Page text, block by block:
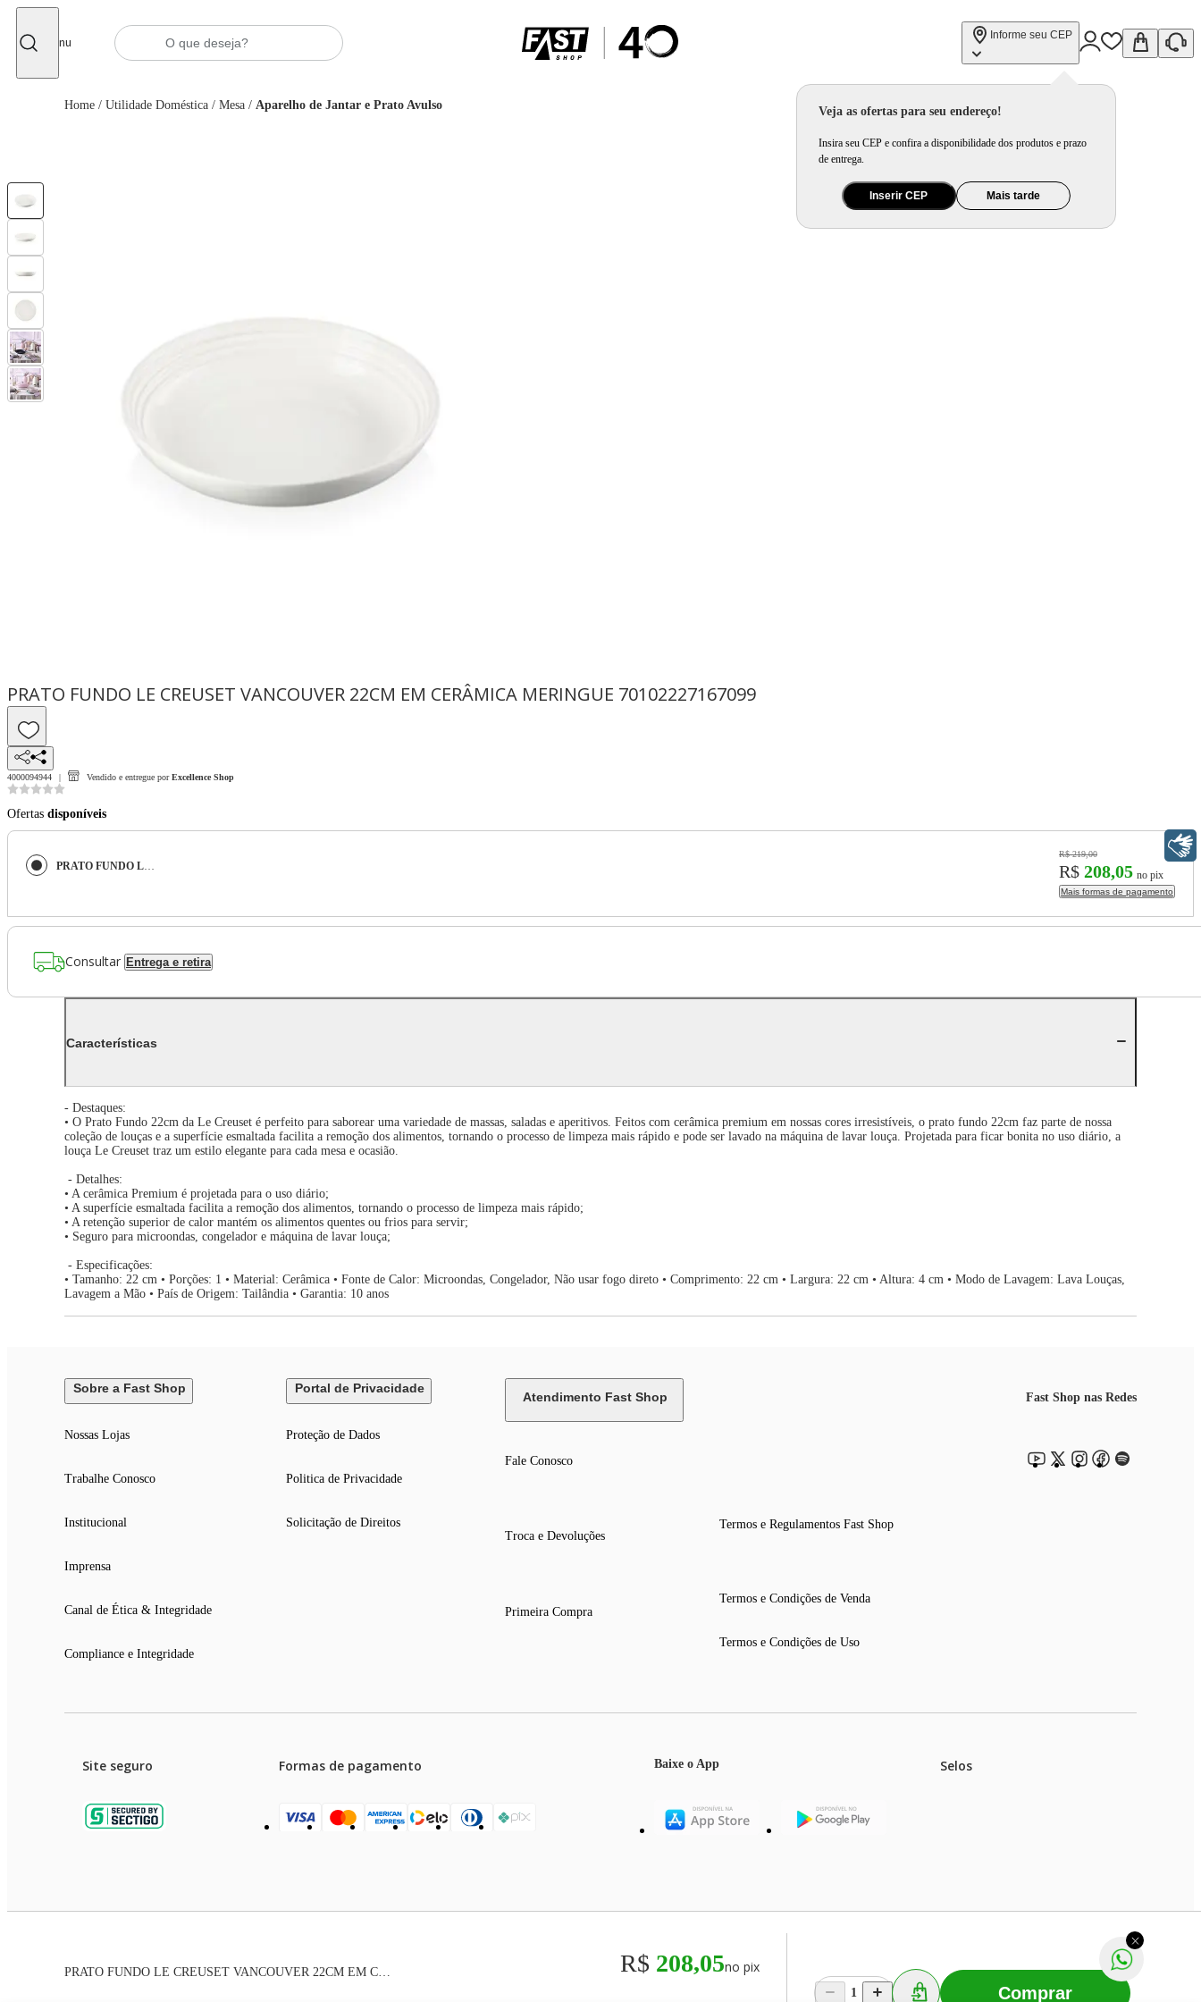
Menu
Informe seu CEP
Veja as ofertas para seu endereço!
Insira seu CEP e confira a disponibilidade dos produtos e prazo
de entrega.
Inserir CEP Mais tarde
Home / Utilidade Doméstica / Mesa / Aparelho de Jantar e Prato Avulso
R$ 208,05no pix
1 Comprar
PRATO FUNDO LE CREUSET VANCOUVER 22CM EM CERÂMICA MERINGUE 70102227167099
4000094944 Vendido e entregue por Excellence Shop
Ofertas disponíveis
PRATO FUNDO LE CREUSET VANCOUVER 22CM EM CERÂMICA MERINGUE 70102227167099
R$ 219,00
R$ 208,05 no pix
Mais formas de pagamento
Consultar Entrega e retira
Características
- Destaques:
• O Prato Fundo 22cm da Le Creuset é perfeito para saborear uma variedade de massas, saladas e aperitivos. Feitos com cerâmica premium em nossas cores irresistíveis, o prato fundo 22cm faz parte de nossa
coleção de louças e a superfície esmaltada facilita a remoção dos alimentos, tornando o processo de limpeza mais rápido e pode ser lavado na máquina de lavar louça. Projetada para ficar bonita no uso diário, a
louça Le Creuset traz um estilo elegante para cada mesa e ocasião.
- Detalhes:
• A cerâmica Premium é projetada para o uso diário;
• A superfície esmaltada facilita a remoção dos alimentos, tornando o processo de limpeza mais rápido;
• A retenção superior de calor mantém os alimentos quentes ou frios para servir;
• Seguro para microondas, congelador e máquina de lavar louça;
- Especificações:
• Tamanho: 22 cm • Porções: 1 • Material: Cerâmica • Fonte de Calor: Microondas, Congelador, Não usar fogo direto • Comprimento: 22 cm • Largura: 22 cm • Altura: 4 cm • Modo de Lavagem: Lava Louças,
Lavagem a Mão • País de Origem: Tailândia • Garantia: 10 anos
Sobre a Fast Shop
Nossas Lojas
Trabalhe Conosco
Institucional
Imprensa
Canal de Ética & Integridade
Compliance e Integridade
Portal de Privacidade
Proteção de Dados
Politica de Privacidade
Solicitação de Direitos
Atendimento Fast Shop
Fale Conosco
Troca e Devoluções
Primeira Compra
Termos e Regulamentos Fast Shop
Termos e Condições de Venda
Termos e Condições de Uso
Fast Shop nas Redes
Site seguro Formas de pagamento Baixe o App Selos
Preços e condições de pagamento válidos exclusivamente para compras efetuadas no site, podendo diferir na rede de lojas físicas.
As imagens dos produtos são meramente ilustrativas. Todos os preços e condições comerciais estão sujeitos a alteração sem aviso prévio. Fast Shop S. A. CNPJ: 43.708.379/0001-